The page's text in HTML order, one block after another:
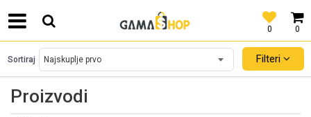
0
0
SIGURNO PLAĆANJE PLATNIM KARTICAMA!
Proizvodi
Sortiraj Filteri